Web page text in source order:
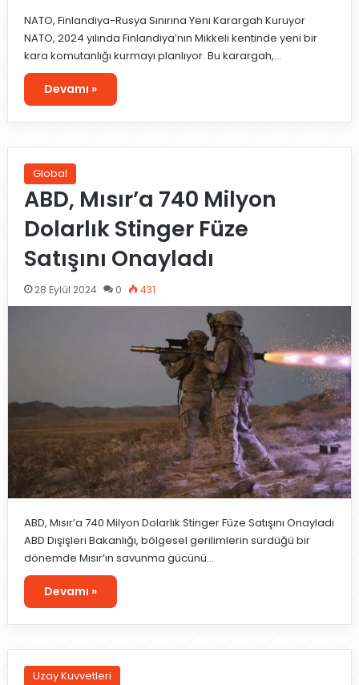
NATO, Finlandiya-Rusya Sınırına Yeni Karargah Kuruyor
NATO, 2024 yılında Finlandiya’nın Mikkeli kentinde yeni bir
kara komutanlığı kurmayı planlıyor. Bu karargah,…
Devamı »
Global
ABD, Mısır’a 740 Milyon
Dolarlık Stinger Füze
Satışını Onayladı
28 Eylül 2024 0 431
ABD, Mısır’a 740 Milyon Dolarlık Stinger Füze Satışını Onayladı
ABD Dışişleri Bakanlığı, bölgesel gerilimlerin sürdüğü bir
dönemde Mısır’ın savunma gücünü…
Devamı »
Uzay Kuvvetleri